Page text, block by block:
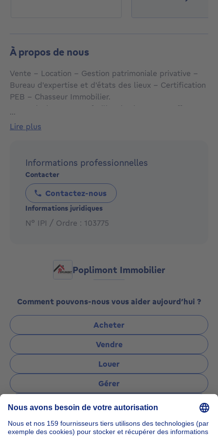
À propos de nous
Vente - Location - Gestion patrimoniale privative -
Bureau d'expertise et d'états des lieux - Certification
PEB - Chasseur Immobilier.
Notre devise : « Vous faciliter la vie en vous offrant un
sont basés sur le dialogue, ce qui nous permet de
02/640.78.17 - immo@poplimont.be
...
lire plus
Informations professionnelles
Contacter
Contactez-nous
Informations juridiques
N° IPI / Ordre : 103775
Poplimont Immobilier
Comment pouvons-nous vous aider aujourd’hui ?
Acheter
Vendre
Louer
Gérer
Poser une question